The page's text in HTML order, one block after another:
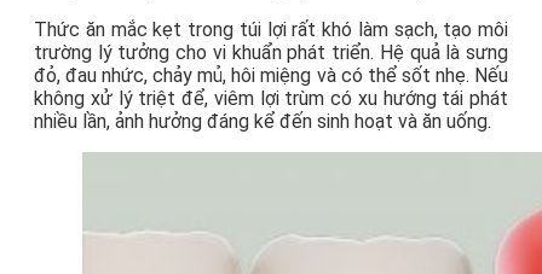
Thức ăn mắc kẹt trong túi lợi rất khó làm sạch, tạo môi
trường lý tưởng cho vi khuẩn phát triển. Hệ quả là sưng
đỏ, đau nhức, chảy mủ, hôi miệng và có thể sốt nhẹ. Nếu
không xử lý triệt để, viêm lợi trùm có xu hướng tái phát
nhiều lần, ảnh hưởng đáng kể đến sinh hoạt và ăn uống.